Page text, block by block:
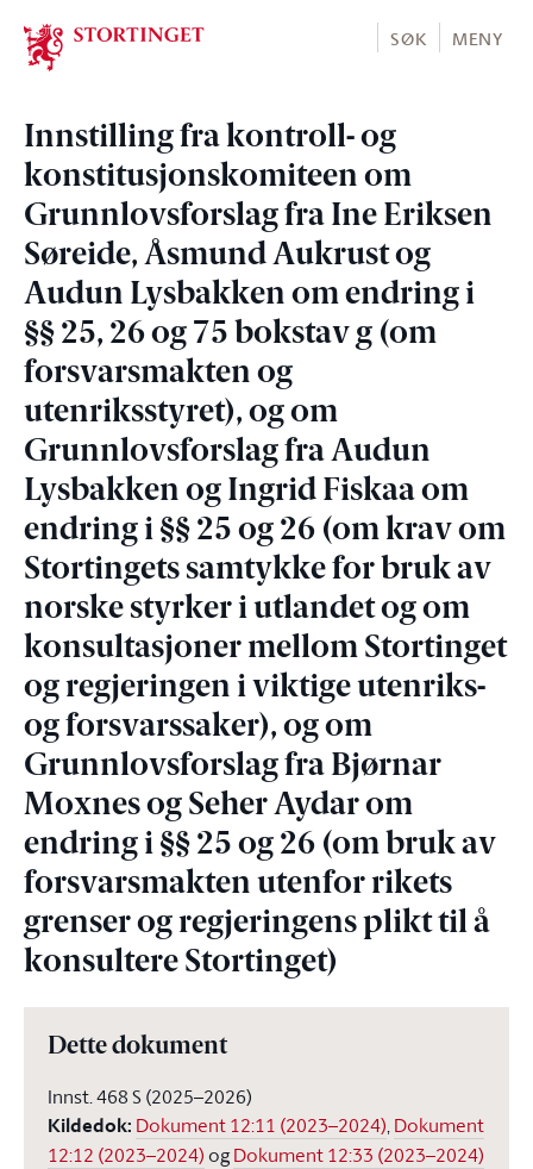
Stortinget.no
SØK MENY
Innstilling fra kontroll- og
konstitusjonskomiteen om
Grunnlovsforslag fra Ine Eriksen
Søreide, Åsmund Aukrust og
Audun Lysbakken om endring i
§§ 25, 26 og 75 bokstav g (om
forsvarsmakten og
utenriksstyret), og om
Grunnlovsforslag fra Audun
Lysbakken og Ingrid Fiskaa om
endring i §§ 25 og 26 (om krav om
Stortingets samtykke for bruk av
norske styrker i utlandet og om
konsultasjoner mellom Stortinget
og regjeringen i viktige utenriks-
og forsvarssaker), og om
Grunnlovsforslag fra Bjørnar
Moxnes og Seher Aydar om
endring i §§ 25 og 26 (om bruk av
forsvarsmakten utenfor rikets
grenser og regjeringens plikt til å
konsultere Stortinget)
Dette dokument
Innst. 468 S (2025–2026)
Kildedok: Dokument 12:11 (2023–2024),Dokument
12:12 (2023–2024) ogDokument 12:33 (2023–2024)